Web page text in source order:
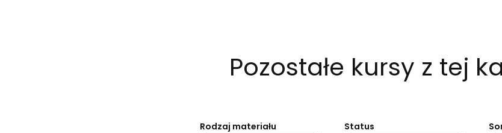
Pozostałe kursy z tej
Rodzaj materiału Status